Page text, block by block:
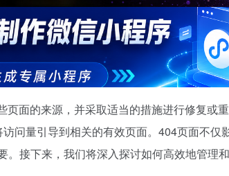
面的来源，并采取适当的措施进行修复或
问量引导到相关的有效页面。404页面不仅
。接下来，我们将深入探讨如何高效地管理